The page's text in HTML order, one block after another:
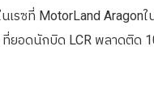
ซที่ MotorLand Aragon
ยอดนักบิด LCR พลาดติด